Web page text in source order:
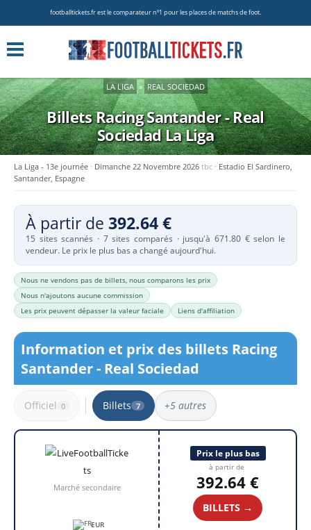
footballtickets.fr est le comparateur nº1 pour les places de matchs de foot.
LA LIGA » REAL SOCIEDAD
Billets Racing Santander - Real
SociedadLa Liga
La Liga - 13e journée Dimanche 22 Novembre 2026 tbc
Estadio El Sardinero,
Santander, Espagne
À partir de 392.64 €
15 sites scannés · 7 sites comparés · jusqu'à 671.80 € selon le
vendeur. Le prix le plus bas a changé aujourd'hui.
Nous ne vendons pas de billets, nous comparons les prix
Nous n'ajoutons aucune commission
Les prix peuvent dépasser la valeur faciale
Liens d'affiliation
Information et prix des billets Racing
Santander - Real Sociedad
Officiel 0 Billets 7 +5 autres
7 résultats
Marché secondaire
EUR
Prix le plus bas
à partir de
392.64 €
BILLETS →